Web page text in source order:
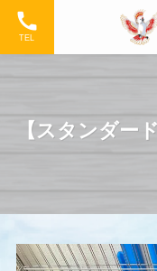
TEL
【スタンダー